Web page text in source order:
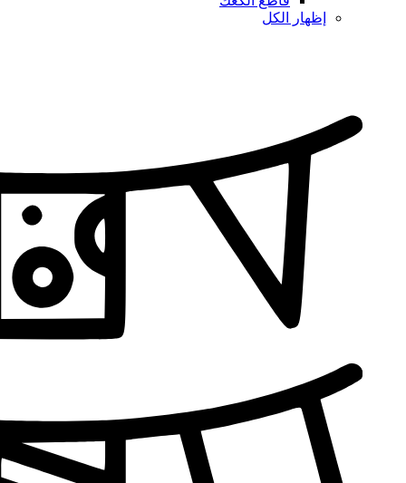
إظهار الكل